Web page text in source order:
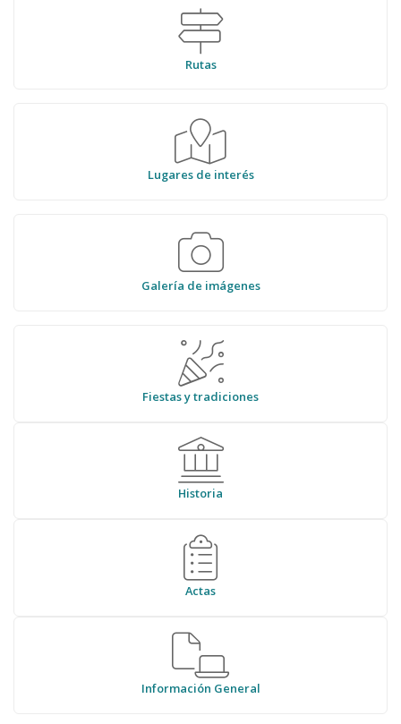
Rutas
Lugares de interés
Galería de imágenes
Fiestas y tradiciones
Historia
Actas
Información General